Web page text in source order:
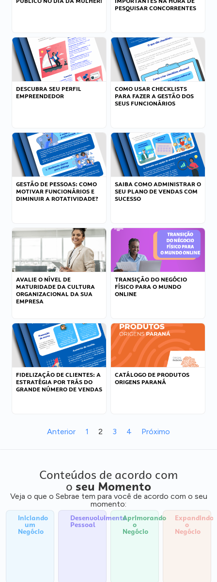
PESQUISAR CONCORRENTES
DESCUBRA SEU PERFIL
EMPREENDEDOR
COMO USAR CHECKLISTS
PARA FAZER A GESTÃO DOS
SEUS FUNCIONÁRIOS
GESTÃO DE PESSOAS: COMO
MOTIVAR FUNCIONÁRIOS E
DIMINUIR A ROTATIVIDADE?
SAIBA COMO ADMINISTRAR O
SEU PLANO DE VENDAS COM
SUCESSO
AVALIE O NÍVEL DE
MATURIDADE DA CULTURA
ORGANIZACIONAL DA SUA
EMPRESA
TRANSIÇÃO DO NEGÓCIO
FÍSICO PARA O MUNDO
ONLINE
FIDELIZAÇÃO DE CLIENTES: A
ESTRATÉGIA POR TRÁS DO
GRANDE NÚMERO DE VENDAS
CATÁLOGO DE PRODUTOS
ORIGENS PARANÁ
Anterior 1 2 3 4 Próximo
Conteúdos de acordo com
o seu Momento
Veja o que o Sebrae tem para você de acordo com o seu
momento:
Iniciando
um
Negócio
Desenvolvimento
Pessoal
Aprimorando
o
Negócio
Expandindo
o
Negócio